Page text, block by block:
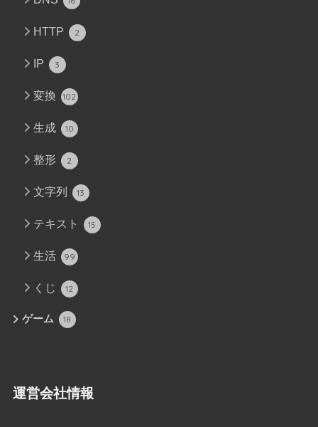
HTTP 2
IP 3
変換 102
生成 10
整形 2
文字列 13
テキスト 15
生活 99
くじ 12
ゲーム 18
運営会社情報